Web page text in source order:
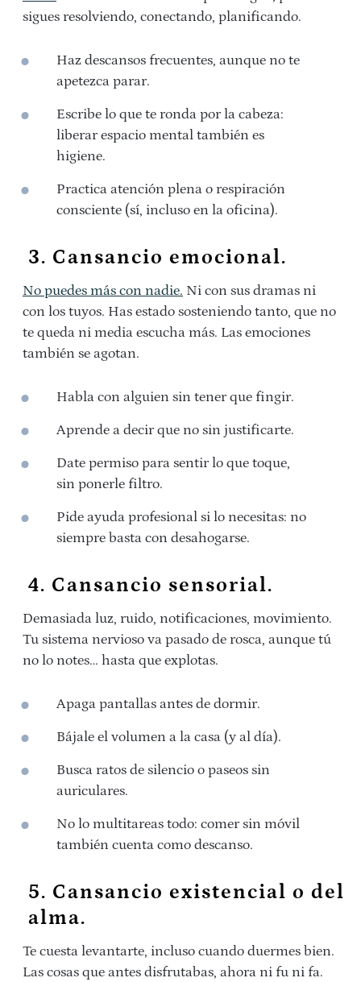
sigues resolviendo, conectando, planificando.
Haz descansos frecuentes, aunque no te
apetezca parar.
Escribe lo que te ronda por la cabeza:
liberar espacio mental también es
higiene.
Practica atención plena o respiración
consciente (sí, incluso en la oficina).
3. Cansancio emocional.
No puedes más con nadie. Ni con sus dramas ni
con los tuyos. Has estado sosteniendo tanto, que no
te queda ni media escucha más. Las emociones
también se agotan.
Habla con alguien sin tener que fingir.
Aprende a decir que no sin justificarte.
Date permiso para sentir lo que toque,
sin ponerle filtro.
Pide ayuda profesional si lo necesitas: no
siempre basta con desahogarse.
4. Cansancio sensorial.
Demasiada luz, ruido, notificaciones, movimiento.
Tu sistema nervioso va pasado de rosca, aunque tú
no lo notes… hasta que explotas.
Apaga pantallas antes de dormir.
Bájale el volumen a la casa (y al día).
Busca ratos de silencio o paseos sin
auriculares.
No lo multitareas todo: comer sin móvil
también cuenta como descanso.
5. Cansancio existencial o del
alma.
Te cuesta levantarte, incluso cuando duermes bien.
Las cosas que antes disfrutabas, ahora ni fu ni fa.